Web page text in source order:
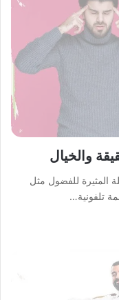
والخيال
المثيرة للفضول مثل
تلفونية…